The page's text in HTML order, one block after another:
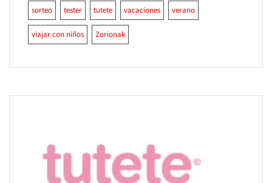
sorteo tester tutete vacaciones verano
viajar con niños Zorionak